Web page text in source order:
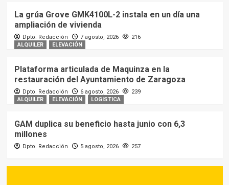
La grúa Grove GMK4100L-2 instala en un día una
ampliación de vivienda
Dpto. Redacción 7 agosto, 2026
216
ALQUILER
ELEVACIÓN
Plataforma articulada de Maquinza en la
restauración del Ayuntamiento de Zaragoza
Dpto. Redacción 6 agosto, 2026
239
ALQUILER
ELEVACIÓN LOGISTICA
GAM duplica su beneficio hasta junio con 6,3
millones
Dpto. Redacción 5 agosto, 2026 257